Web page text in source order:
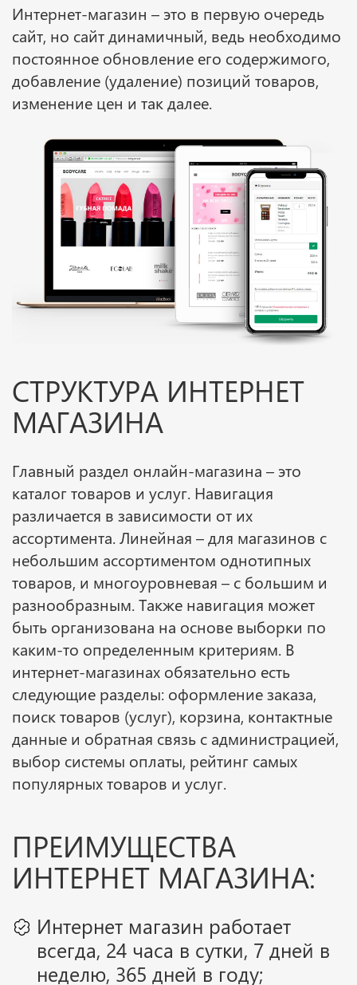
Интернет-магазин – это в первую очередь
сайт, но сайт динамичный, ведь необходимо
постоянное обновление его содержимого,
добавление (удаление) позиций товаров,
изменение цен и так далее.
СТРУКТУРА ИНТЕРНЕТ
МАГАЗИНА
Главный раздел онлайн-магазина – это
каталог товаров и услуг. Навигация
различается в зависимости от их
ассортимента. Линейная – для магазинов с
небольшим ассортиментом однотипных
товаров, и многоуровневая – с большим и
разнообразным. Также навигация может
быть организована на основе выборки по
каким-то определенным критериям. В
интернет-магазинах обязательно есть
следующие разделы: оформление заказа,
поиск товаров (услуг), корзина, контактные
данные и обратная связь с администрацией,
выбор системы оплаты, рейтинг самых
популярных товаров и услуг.
ПРЕИМУЩЕСТВА
ИНТЕРНЕТ МАГАЗИНА:
Интернет магазин работает
всегда, 24 часа в сутки, 7 дней в
неделю, 365 дней в году;